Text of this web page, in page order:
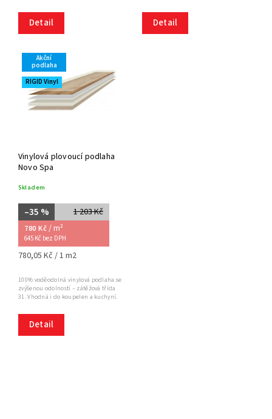
Detail Detail
Akční
podlaha
RIGID Vinyl
Vinylová plovoucí podlaha
Novo Spa
Skladem
1 203 Kč
–35 %
780 Kč/ m²
645 Kč bez DPH
780,05 Kč / 1 m2
Detail
100% voděodolná vinylová podlaha se
zvýšenou odolností – zátěžová třída
31. Vhodná i do koupelen a kuchyní.